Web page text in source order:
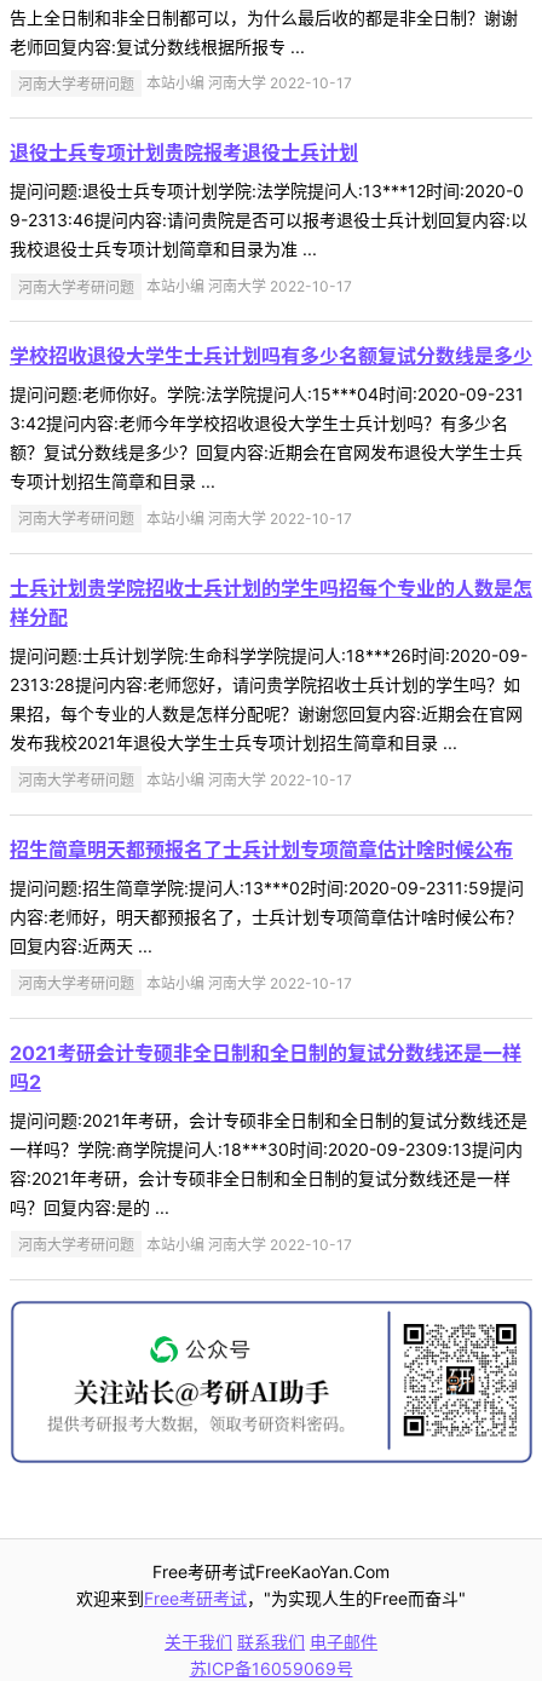
告上全日制和非全日制都可以，为什么最后收的都是非全日制？谢谢
老师回复内容:复试分数线根据所报专 ...
河南大学考研问题 本站小编 河南大学 2022-10-17
退役士兵专项计划贵院报考退役士兵计划
提问问题:退役士兵专项计划学院:法学院提问人:13***12时间:2020-0
9-2313:46提问内容:请问贵院是否可以报考退役士兵计划回复内容:以
我校退役士兵专项计划简章和目录为准 ...
河南大学考研问题 本站小编 河南大学 2022-10-17
学校招收退役大学生士兵计划吗有多少名额复试分数线是多少
提问问题:老师你好。学院:法学院提问人:15***04时间:2020-09-231
3:42提问内容:老师今年学校招收退役大学生士兵计划吗？有多少名
额？复试分数线是多少？回复内容:近期会在官网发布退役大学生士兵
专项计划招生简章和目录 ...
河南大学考研问题 本站小编 河南大学 2022-10-17
士兵计划贵学院招收士兵计划的学生吗招每个专业的人数是怎
样分配
提问问题:士兵计划学院:生命科学学院提问人:18***26时间:2020-09-
2313:28提问内容:老师您好，请问贵学院招收士兵计划的学生吗？如
果招，每个专业的人数是怎样分配呢？谢谢您回复内容:近期会在官网
发布我校2021年退役大学生士兵专项计划招生简章和目录 ...
河南大学考研问题 本站小编 河南大学 2022-10-17
招生简章明天都预报名了士兵计划专项简章估计啥时候公布
提问问题:招生简章学院:提问人:13***02时间:2020-09-2311:59提问
内容:老师好，明天都预报名了，士兵计划专项简章估计啥时候公布？
回复内容:近两天 ...
河南大学考研问题 本站小编 河南大学 2022-10-17
2021考研会计专硕非全日制和全日制的复试分数线还是一样
吗2
提问问题:2021年考研，会计专硕非全日制和全日制的复试分数线还是
一样吗？学院:商学院提问人:18***30时间:2020-09-2309:13提问内
容:2021年考研，会计专硕非全日制和全日制的复试分数线还是一样
吗？回复内容:是的 ...
河南大学考研问题 本站小编 河南大学 2022-10-17
Free考研考试FreeKaoYan.Com
欢迎来到Free考研考试，"为实现人生的Free而奋斗"
关于我们 联系我们 电子邮件
苏ICP备16059069号